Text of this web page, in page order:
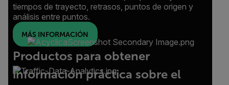
tiempos de trayecto, retrasos, puntos de origen y
análisis entre puntos.
MÁS INFORMACIÓN
Productos para obtener
información práctica sobre el